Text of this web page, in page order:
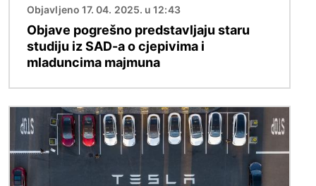
Objavljeno 17. 04. 2025. u 12:43
Objave pogrešno predstavljaju staru
studiju iz SAD-a o cjepivima i
mladuncima majmuna
Slika